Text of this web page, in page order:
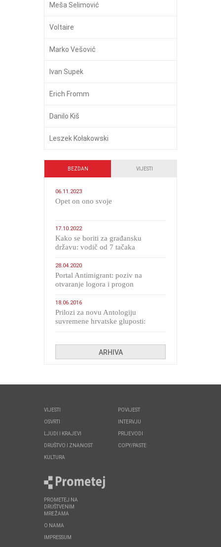
Meša Selimović
Voltaire
Marko Vešović
Ivan Supek
Erich Fromm
Danilo Kiš
Leszek Kołakowski
BEZDAN VIJESTI
06.11.2023
​Opet on ono svoje
17.10.2022
Kako se boriti za građansku
državu: vodič od 7 tačaka
28.04.2020
Portal Antimigrant: poziv na
otvaranje logora i progon
18.06.2016
Prilozi za novu Antologiju
suvremene hrvatske gluposti:
ARHIVA
VIJESTI
OSVRTI
LJUDI I KRAJEVI
DRUŠTVO I ZNANOST
KULTURA
POVIJEST
INTERVJU
PRIJEVODI
COPY/PASTE
PROMETEJ NA
DRUŠTVENIM
MREŽAMA
O NAMA
IMPRESSUM